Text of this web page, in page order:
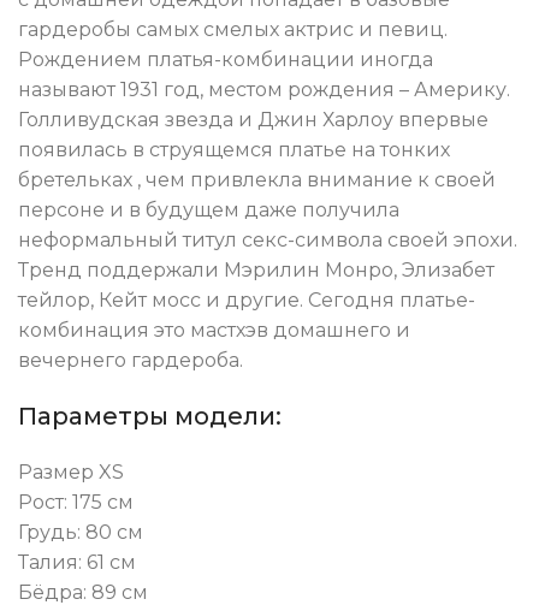
гардеробы самых смелых актрис и певиц.
Рождением платья-комбинации иногда
называют 1931 год, местом рождения – Америку.
Голливудская звезда и Джин Харлоу впервые
появилась в струящемся платье на тонких
бретельках , чем привлекла внимание к своей
персоне и в будущем даже получила
неформальный титул секс-символа своей эпохи.
Тренд поддержали Мэрилин Монро, Элизабет
тейлор, Кейт мосс и другие. Сегодня платье-
комбинация это мастхэв домашнего и
вечернего гардероба.
Параметры модели:
Размер XS
Рост: 175 см
Грудь: 80 см
Талия: 61 см
Бёдра: 89 см